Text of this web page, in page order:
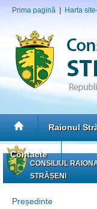
Prima pagină Harta
Raionul
Contacte
CONSILIUL
STRĂȘENI
Președinte